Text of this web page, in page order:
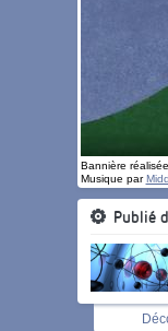
Bannière
Musique par
Publié